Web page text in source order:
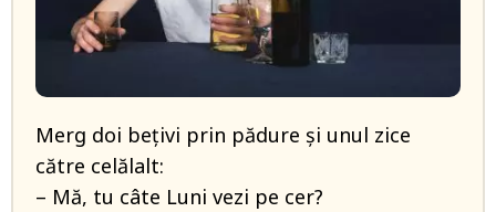
Merg doi bețivi prin pădure și unul zice
către celălalt:
– Mă, tu câte Luni vezi pe cer?